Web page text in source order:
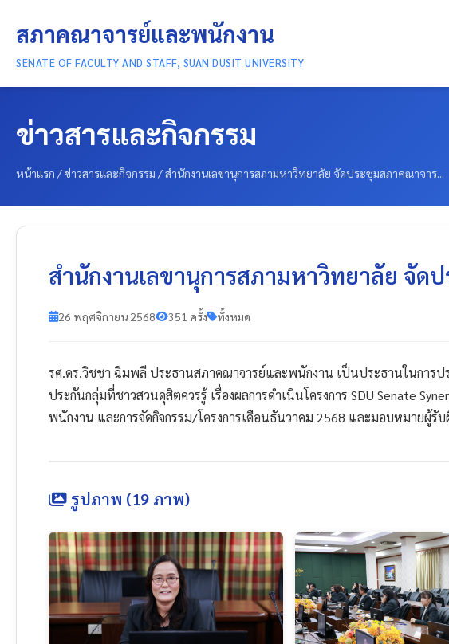
สภาคณาจารย์และพนักงาน
SENATE OF FACULTY AND STAFF, SUAN DUSIT UNIVERSITY
ข่าวสารและกิจกรรม
หน้าแรก /ข่าวสารและกิจกรรม /สำนักงานเลขานุการสภามหาวิทยาลัย จัดประชุมสภาคณาจาร...
สำนักงานเลขานุการสภามหาวิทยาลัย จั
26 พฤศจิกายน 2568 351 ครั้ง ทั้งหมด
รศ.ดร.วิชชา ฉิมพลี ประธานสภาคณาจารย์และพนักงาน เป็นประธานในการ
ประกันกลุ่มที่ชาวสวนดุสิตควรรู้ เรื่องผลการดำเนินโครงการ SDU Senate
พนักงาน และการจัดกิจกรรม/โครงการเดือนธันวาคม 2568 และมอบหมายผู้
รูปภาพ (19 ภาพ)